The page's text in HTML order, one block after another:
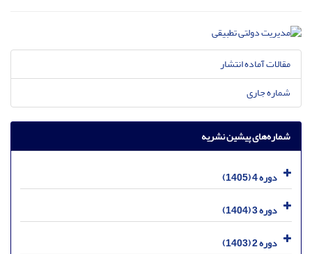
مقالات آماده انتشار
شماره جاری
شماره‌های پیشین نشریه
دوره 4 (1405)
دوره 3 (1404)
دوره 2 (1403)